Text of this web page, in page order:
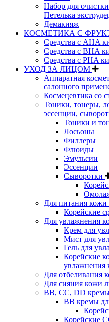
Набор для
Петелька
Демакияж
КОСМЕТИКА С
Средства с AHA
Средства с BHA
Средства с PHA
УХОД ЗА ЛИЦОМ
Аппаратная
салонного
Космецевтика со
Тоники, тонеры,
эссенции,
Тоники и
Лосьоны
Филлеры
Флюиды
Эмульсии
Эссенции
Сыворотки
Для питания кожи
Корейские
Для увлажнения
Крем для
Мист для
Гель для
Корейские
увлажнения
Для отбеливания
Для сияния кожи
BB, CC, DD
BB кремы
Корейские